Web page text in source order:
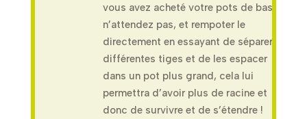
vous avez acheté votre pots de basilic
n’attendez pas, et rempoter le
directement en essayant de séparer les
différentes tiges et de les espacer
dans un pot plus grand, cela lui
permettra d’avoir plus de racine et
donc de survivre et de s’étendre !